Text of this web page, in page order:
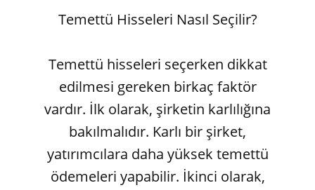
Temettü Hisseleri Nasıl Seçilir?
Temettü hisseleri seçerken dikkat
edilmesi gereken birkaç faktör
vardır. İlk olarak, şirketin karlılığına
bakılmalıdır. Karlı bir şirket,
yatırımcılara daha yüksek temettü
ödemeleri yapabilir. İkinci olarak,